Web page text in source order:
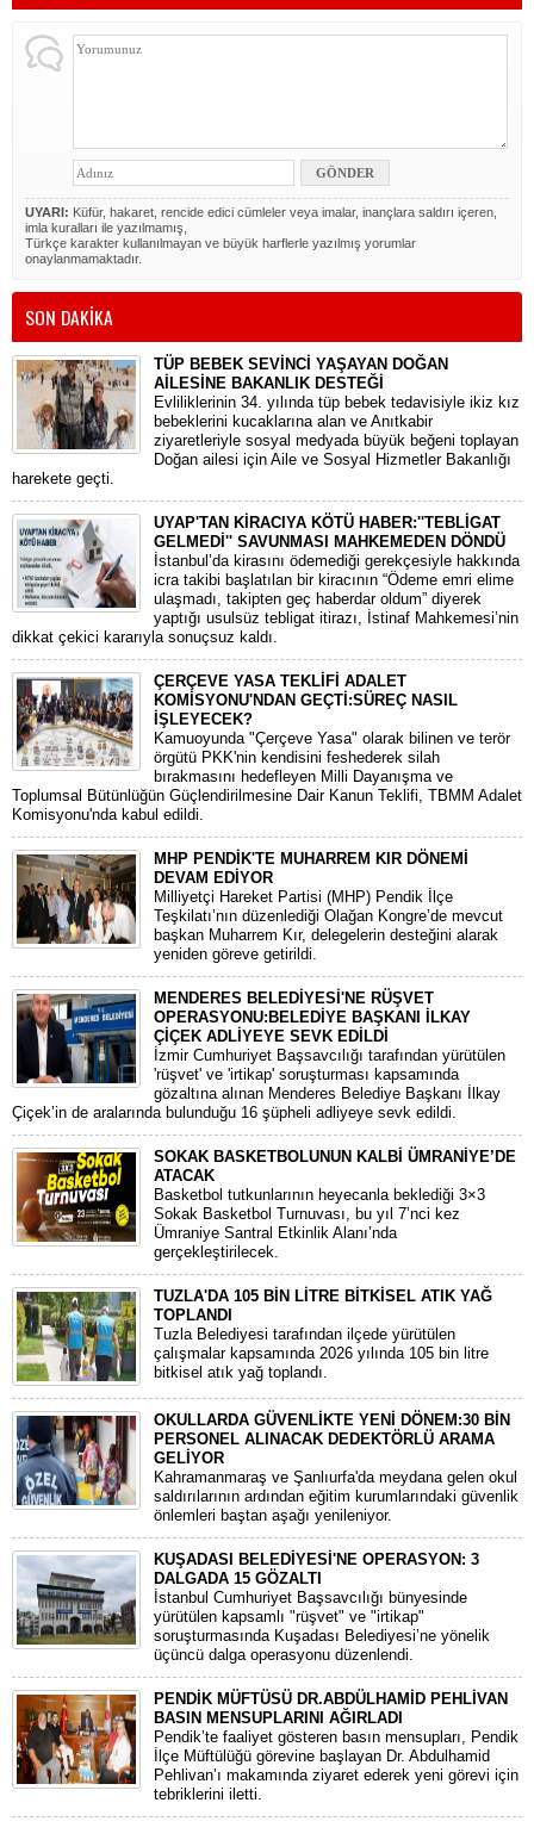
UYARI: Küfür, hakaret, rencide edici cümleler veya imalar, inançlara saldırı içeren,
imla kuralları ile yazılmamış,
Türkçe karakter kullanılmayan ve büyük harflerle yazılmış yorumlar
onaylanmamaktadır.
SON DAKİKA
TÜP BEBEK SEVİNCİ YAŞAYAN DOĞAN
AİLESİNE BAKANLIK DESTEĞİ
​Evliliklerinin 34. yılında tüp bebek tedavisiyle ikiz kız
bebeklerini kucaklarına alan ve Anıtkabir
ziyaretleriyle sosyal medyada büyük beğeni toplayan
Doğan ailesi için Aile ve Sosyal Hizmetler Bakanlığı
harekete geçti.
UYAP'TAN KİRACIYA KÖTÜ HABER:''TEBLİGAT
GELMEDİ'' SAVUNMASI MAHKEMEDEN DÖNDÜ
​İstanbul’da kirasını ödemediği gerekçesiyle hakkında
icra takibi başlatılan bir kiracının “Ödeme emri elime
ulaşmadı, takipten geç haberdar oldum” diyerek
yaptığı usulsüz tebligat itirazı, İstinaf Mahkemesi’nin
dikkat çekici kararıyla sonuçsuz kaldı.
ÇERÇEVE YASA TEKLİFİ ADALET
KOMİSYONU'NDAN GEÇTİ:SÜREÇ NASIL
İŞLEYECEK?
​Kamuoyunda "Çerçeve Yasa" olarak bilinen ve terör
örgütü PKK'nin kendisini feshederek silah
bırakmasını hedefleyen Milli Dayanışma ve
Toplumsal Bütünlüğün Güçlendirilmesine Dair Kanun Teklifi, TBMM Adalet
Komisyonu'nda kabul edildi.
MHP PENDİK'TE MUHARREM KIR DÖNEMİ
DEVAM EDİYOR
​Milliyetçi Hareket Partisi (MHP) Pendik İlçe
Teşkilatı’nın düzenlediği Olağan Kongre’de mevcut
başkan Muharrem Kır, delegelerin desteğini alarak
yeniden göreve getirildi.
MENDERES BELEDİYESİ'NE RÜŞVET
OPERASYONU:BELEDİYE BAŞKANI İLKAY
ÇİÇEK ADLİYEYE SEVK EDİLDİ
​İzmir Cumhuriyet Başsavcılığı tarafından yürütülen
'rüşvet' ve 'irtikap' soruşturması kapsamında
gözaltına alınan Menderes Belediye Başkanı İlkay
Çiçek’in de aralarında bulunduğu 16 şüpheli adliyeye sevk edildi.
SOKAK BASKETBOLUNUN KALBİ ÜMRANİYE’DE
ATACAK
Basketbol tutkunlarının heyecanla beklediği 3×3
Sokak Basketbol Turnuvası, bu yıl 7’nci kez
Ümraniye Santral Etkinlik Alanı’nda
gerçekleştirilecek.
TUZLA'DA 105 BİN LİTRE BİTKİSEL ATIK YAĞ
TOPLANDI
Tuzla Belediyesi tarafından ilçede yürütülen
çalışmalar kapsamında 2026 yılında 105 bin litre
bitkisel atık yağ toplandı.
OKULLARDA GÜVENLİKTE YENİ DÖNEM:30 BİN
PERSONEL ALINACAK DEDEKTÖRLÜ ARAMA
GELİYOR
​Kahramanmaraş ve Şanlıurfa'da meydana gelen okul
saldırılarının ardından eğitim kurumlarındaki güvenlik
önlemleri baştan aşağı yenileniyor.
KUŞADASI BELEDİYESİ'NE OPERASYON: 3
DALGADA 15 GÖZALTI
​İstanbul Cumhuriyet Başsavcılığı bünyesinde
yürütülen kapsamlı "rüşvet" ve "irtikap"
soruşturmasında Kuşadası Belediyesi’ne yönelik
üçüncü dalga operasyonu düzenlendi.
PENDİK MÜFTÜSÜ DR.ABDÜLHAMİD PEHLİVAN
BASIN MENSUPLARINI AĞIRLADI
​Pendik’te faaliyet gösteren basın mensupları, Pendik
İlçe Müftülüğü görevine başlayan Dr. Abdulhamid
Pehlivan’ı makamında ziyaret ederek yeni görevi için
tebriklerini iletti.